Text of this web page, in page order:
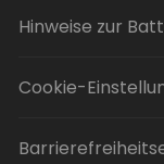
Hinweise zur
Cookie-